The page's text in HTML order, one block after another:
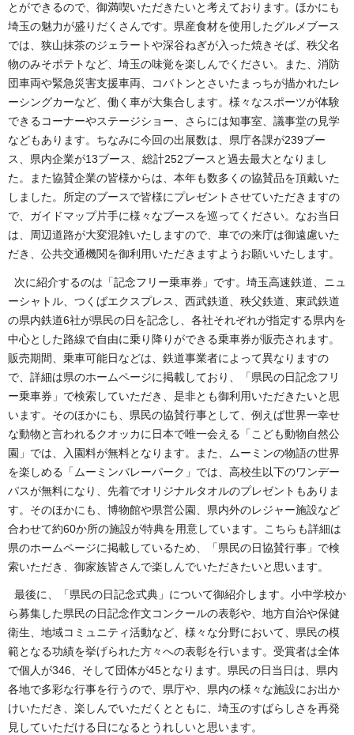
とができるので、御満喫いただきたいと考えております。ほかにも
埼玉の魅力が盛りだくさんです。県産食材を使用したグルメブース
では、狭山抹茶のジェラートや深谷ねぎが入った焼きそば、秩父名
物のみそポテトなど、埼玉の味覚を楽しんでください。また、消防
団車両や緊急災害支援車両、コバトンとさいたまっちが描かれたレ
ーシングカーなど、働く車が大集合します。様々なスポーツが体験
できるコーナーやステージショー、さらには知事室、議事堂の見学
などもあります。ちなみに今回の出展数は、県庁各課が239ブー
ス、県内企業が13ブース、総計252ブースと過去最大となりまし
た。また協賛企業の皆様からは、本年も数多くの協賛品を頂戴いた
しました。所定のブースで皆様にプレゼントさせていただきますの
で、ガイドマップ片手に様々なブースを巡ってください。なお当日
は、周辺道路が大変混雑いたしますので、車での来庁は御遠慮いた
だき、公共交通機関を御利用いただきますようお願いいたします。
次に紹介するのは「記念フリー乗車券」です。埼玉高速鉄道、ニュ
ーシャトル、つくばエクスプレス、西武鉄道、秩父鉄道、東武鉄道
の県内鉄道6社が県民の日を記念し、各社それぞれが指定する県内を
中心とした路線で自由に乗り降りができる乗車券が販売されます。
販売期間、乗車可能日などは、鉄道事業者によって異なりますの
で、詳細は県のホームページに掲載しており、「県民の日記念フリ
ー乗車券」で検索していただき、是非とも御利用いただきたいと思
います。そのほかにも、県民の協賛行事として、例えば世界一幸せ
な動物と言われるクオッカに日本で唯一会える「こども動物自然公
園」では、入園料が無料となります。また、ムーミンの物語の世界
を楽しめる「ムーミンバレーパーク」では、高校生以下のワンデー
パスが無料になり、先着でオリジナルタオルのプレゼントもありま
す。そのほかにも、博物館や県営公園、県内外のレジャー施設など
合わせて約60か所の施設が特典を用意しています。こちらも詳細は
県のホームページに掲載しているため、「県民の日協賛行事」で検
索いただき、御家族皆さんで楽しんでいただきたいと思います。
最後に、「県民の日記念式典」について御紹介します。小中学校か
ら募集した県民の日記念作文コンクールの表彰や、地方自治や保健
衛生、地域コミュニティ活動など、様々な分野において、県民の模
範となる功績を挙げられた方々への表彰を行います。受賞者は全体
で個人が346、そして団体が45となります。県民の日当日は、県内
各地で多彩な行事を行うので、県庁や、県内の様々な施設にお出か
けいただき、楽しんでいただくとともに、埼玉のすばらしさを再発
見していただける日になるとうれしいと思います。